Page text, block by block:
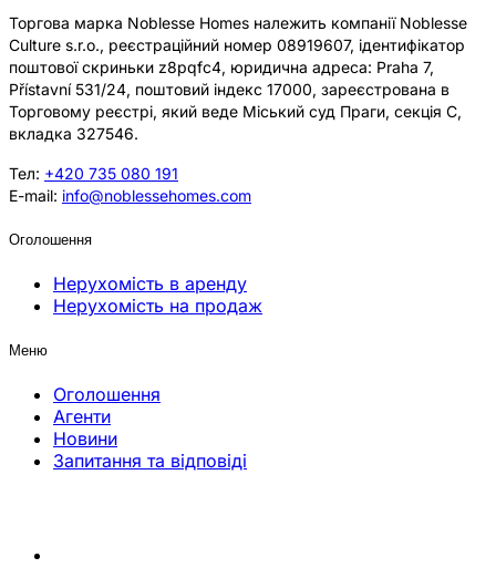
Торгова марка Noblesse Homes належить компанії Noblesse
Culture s.r.o., реєстраційний номер 08919607, ідентифікатор
поштової скриньки z8pqfc4, юридична адреса: Praha 7,
Přístavní 531/24, поштовий індекс 17000, зареєстрована в
Торговому реєстрі, який веде Міський суд Праги, секція C,
вкладка 327546.
Тел: +420 735 080 191
E-mail: info@noblessehomes.com
Оголошення
Нерухомість в аренду
Нерухомість на продаж
Меню
Оголошення
Агенти
Новини
Запитання та відповіді